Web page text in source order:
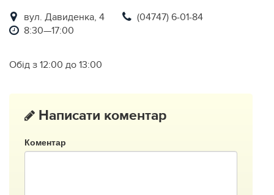
вул. Давиденка, 4
(04747) 6-01-84
8:30—17:00
Обід з 12:00 до 13:00
Написати коментар
Коментар